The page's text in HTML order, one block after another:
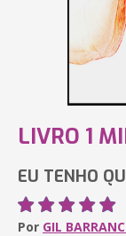
LIVRO 1
EU TENHO
Por GIL